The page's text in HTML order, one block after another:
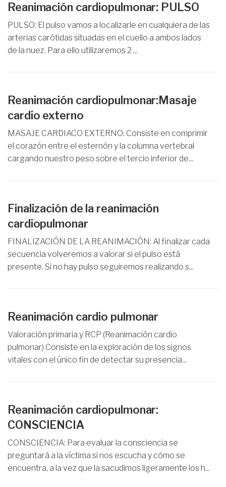
Reanimación cardiopulmonar: PULSO
PULSO: El pulso vamos a localizarle en cualquiera de las
arterias carótidas situadas en el cuello a ambos lados
de la nuez. Para ello utilizaremos 2 ...
Reanimación cardiopulmonar:Masaje
cardio externo
MASAJE CARDIACO EXTERNO: Consiste en comprimir
el corazón entre el esternón y la columna vertebral
cargando nuestro peso sobre el tercio inferior de...
Finalización de la reanimación
cardiopulmonar
FINALIZACIÓN DE LA REANIMACIÓN: Al finalizar cada
secuencia volveremos a valorar si el pulso está
presente. Si no hay pulso seguiremos realizando s...
Reanimación cardio pulmonar
Valoración primaria y RCP (Reanimación cardio
pulmonar) Consiste en la exploración de los signos
vitales con el único fin de detectar su presencia...
Reanimación cardiopulmonar:
CONSCIENCIA
CONSCIENCIA: Para evaluar la consciencia se
preguntará a la víctima si nos escucha y cómo se
encuentra, a la vez que la sacudimos ligeramente los h...